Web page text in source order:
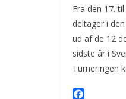
Fra den 17.
deltager i
ud af de 12
sidste år i
Turneringen